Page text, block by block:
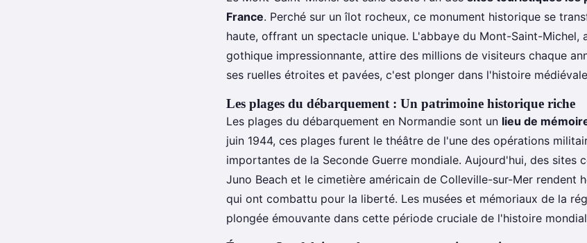
France. Perché sur un îlot rocheux, ce monument historique se
haute, offrant un spectacle unique. L'abbaye du Mont-Saint-Michel,
gothique impressionnante, attire des millions de visiteurs chaque
ses ruelles étroites et pavées, c'est plonger dans l'histoire
Les plages du débarquement : Un patrimoine historique riche
Les plages du débarquement en Normandie sont un lieu de
juin 1944, ces plages furent le théâtre de l'une des opérations
importantes de la Seconde Guerre mondiale. Aujourd'hui, des sites
Juno Beach et le cimetière américain de Colleville-sur-Mer rendent
qui ont combattu pour la liberté. Les musées et mémoriaux de la
plongée émouvante dans cette période cruciale de l'histoire